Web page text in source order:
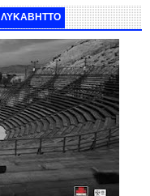
ΛΥΚΑΒΗΤΤΟ